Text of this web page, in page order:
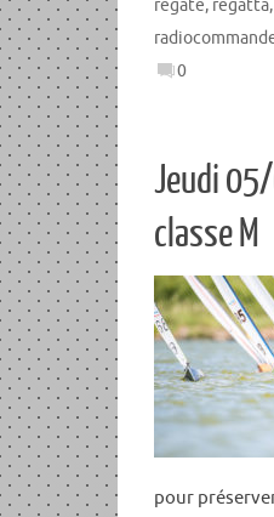
regate, regatta,
0
Jeudi
classe M
pour